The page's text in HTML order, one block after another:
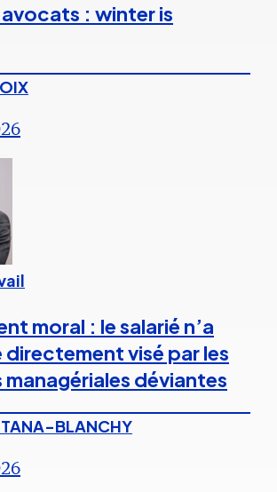
avocats : winter is
moral : le salarié n’a
directement visé par les
déviantes
BLANCHY